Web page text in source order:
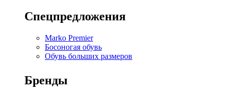
Спецпредложения
Marko Premier
Босоногая обувь
Обувь больших размеров
Бренды